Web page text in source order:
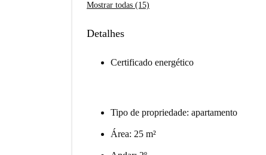
Mostrar todas (15)
Detalhes
Certificado energético
Tipo de propriedade: apartamento
Área: 25 m²